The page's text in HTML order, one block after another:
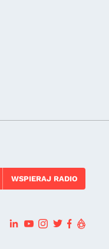
WSPIERAJ RADIO